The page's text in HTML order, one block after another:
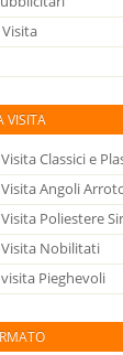
VISITA
Classici e
Angoli
Poliestere
Nobilitati
Pieghevoli